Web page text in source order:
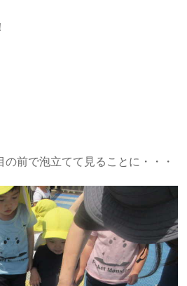
前で泡立てて見ることに・・・